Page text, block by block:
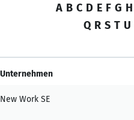
A B C D E F G H
Q R S T U
Unternehmen
New Work SE